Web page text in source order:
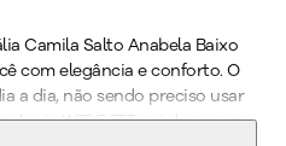
Camila Salto Anabela Baixo
com elegância e conforto. O
a dia, não sendo preciso usar
WIDE FIT, vai deixar os